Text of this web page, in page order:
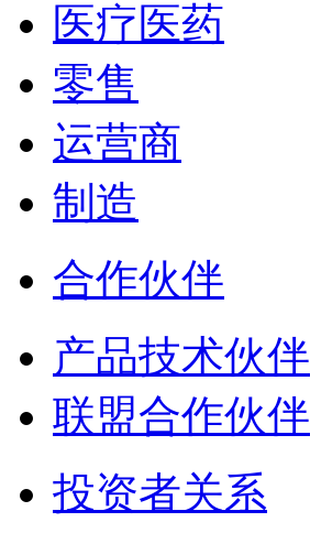
医疗医药
零售
运营商
制造
合作伙伴
产品技术伙伴
联盟合作伙伴
投资者关系